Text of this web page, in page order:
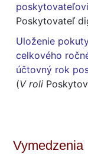
Poskytovateľ
Uloženie
celkového
účtovný rok
(V roli
Vymedzenia